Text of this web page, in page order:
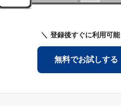
登録後すぐに利用可能
無料でお試しする